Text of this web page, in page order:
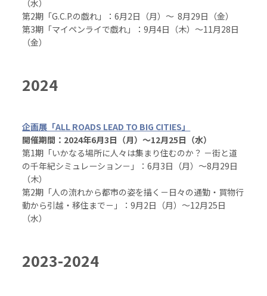
（水）
第2期「G.C.P.の戯れ」：6月2日（月）～ 8月29日（金）
第3期「マイペンライで戯れ」：9月4日（木）～11月28日
（金）
2024
企画展「ALL ROADS LEAD TO BIG CITIES」
開催期間：2024年6月3日（月）～12月25日（水）
第1期「いかなる場所に人々は集まり住むのか？ －街と道
の千年紀シミュレーション－」：6月3日（月）～8月29日
（木）
第2期「人の流れから都市の姿を描く－日々の通勤・買物行
動から引越・移住まで－」：9月2日（月）～12月25日
（水）
2023-2024